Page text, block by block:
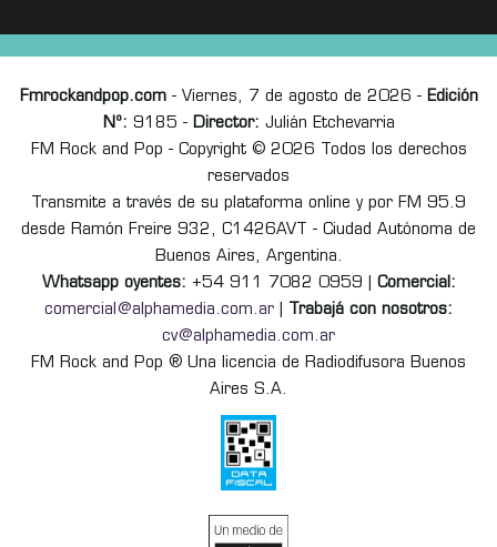
Fmrockandpop.com- Viernes, 7 de agosto de 2026 - Edición
Nº: 9185 - Director: Julián Etchevarria
FM Rock and Pop - Copyright © 2026 Todos los derechos
reservados
Transmite a través de su plataforma online y por FM 95.9
desde Ramón Freire 932, C1426AVT - Ciudad Autónoma de
Buenos Aires, Argentina.
Whatsapp oyentes: +54 911 7082 0959 | Comercial:
comercial@alphamedia.com.ar
Trabajá con nosotros:
cv@alphamedia.com.ar
FM Rock and Pop ® Una licencia de Radiodifusora Buenos
Aires S.A.